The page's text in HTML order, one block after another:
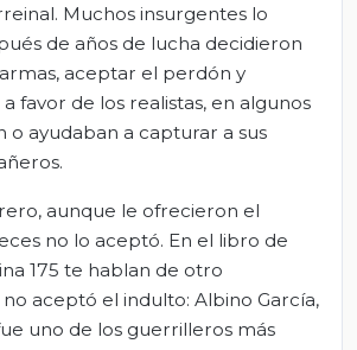
Muchos insurgentes lo
de años de lucha decidieron
aceptar el perdón y
favor de los realistas, en algunos
o ayudaban a capturar a sus
aunque le ofrecieron el
no lo aceptó. En el libro de
175 te hablan de otro
aceptó el indulto: Albino García,
uno de los guerrilleros más